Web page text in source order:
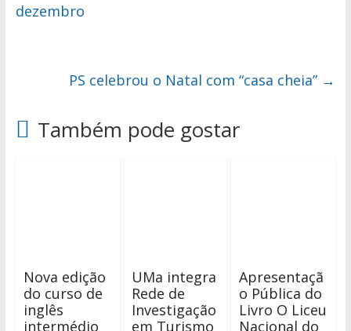
dezembro
PS celebrou o Natal com “casa cheia” →
Também pode gostar
Nova edição
do curso de
inglês
intermédio
UMa integra
Rede de
Investigação
em Turismo
Apresentaçã
o Pública do
Livro O Liceu
Nacional do